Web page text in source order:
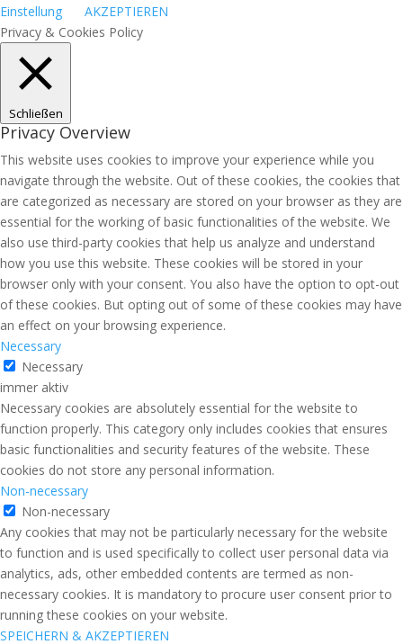
Einstellung
AKZEPTIEREN
Privacy & Cookies Policy
Schließen
Privacy Overview
This website uses cookies to improve your experience while you
navigate through the website. Out of these cookies, the cookies that
are categorized as necessary are stored on your browser as they are
essential for the working of basic functionalities of the website. We
also use third-party cookies that help us analyze and understand
how you use this website. These cookies will be stored in your
browser only with your consent. You also have the option to opt-out
of these cookies. But opting out of some of these cookies may have
an effect on your browsing experience.
Necessary
Necessary
immer aktiv
Necessary cookies are absolutely essential for the website to
function properly. This category only includes cookies that ensures
basic functionalities and security features of the website. These
cookies do not store any personal information.
Non-necessary
Non-necessary
Any cookies that may not be particularly necessary for the website
to function and is used specifically to collect user personal data via
analytics, ads, other embedded contents are termed as non-
necessary cookies. It is mandatory to procure user consent prior to
running these cookies on your website.
SPEICHERN & AKZEPTIEREN